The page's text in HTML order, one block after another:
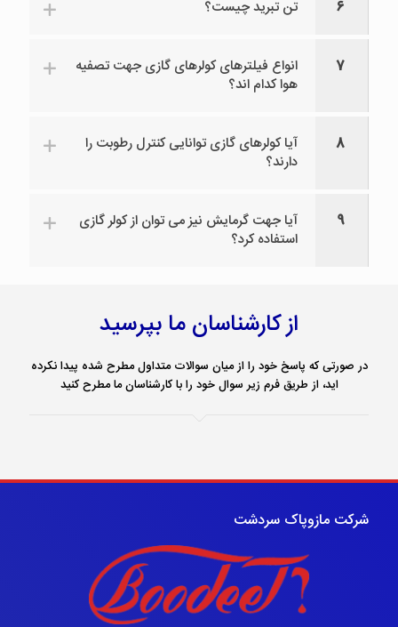
6 تن تبرید چیست؟
7
انواع فیلترهای کولرهای گازی جهت تصفیه
هوا کدام اند؟
8
آیا کولرهای گازی توانایی کنترل رطوبت را
دارند؟
9
آیا جهت گرمایش نیز می توان از کولر گازی
استفاده کرد؟
از کارشناسان ما بپرسید
در صورتی که پاسخ خود را از میان سوالات متداول مطرح شده پیدا نکرده
اید، از طریق فرم زیر سوال خود را با کارشناسان ما مطرح کنید
شرکت مازوپاک سردشت